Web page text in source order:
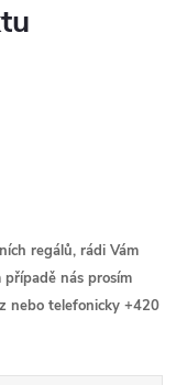
regálů, rádi Vám
nás prosím
nebo telefonicky +420